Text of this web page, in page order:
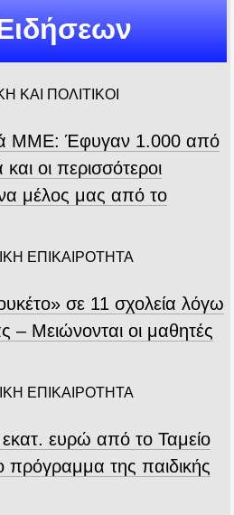
ΚΑΙ ΠΟΛΙΤΙΚΟΙ
ΜΜΕ: Έφυγαν 1.000 από
οι περισσότεροι
μέλος μας από το
ΕΠΙΚΑΙΡΟΤΗΤΑ
σε 11 σχολεία λόγω
– Μειώνονται οι μαθητές
ΕΠΙΚΑΙΡΟΤΗΤΑ
ευρώ από το Ταμείο
πρόγραμμα της παιδικής